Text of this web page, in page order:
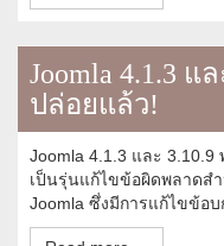
Joomla 4.1.3 แ
ปล่อยแล้ว!
Joomla 4.1.3 และ
เป็นรุ่นแก้ไขข้อผิดพลาดส
Joomla ซึ่งมีการแก้ไขข้อ